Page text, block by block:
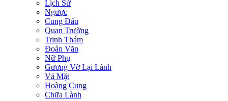
Lịch Sử
Ngược
Cung Đấu
Quan Trường
Trinh Thám
Đoản Văn
Nữ Phụ
Gương Vỡ Lại Lành
Vả Mặt
Hoàng Cung
Chữa Lành